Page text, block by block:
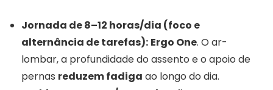
Jornada de 8–12 horas/dia (foco e
alternância de tarefas): Ergo One. O ar-
lombar, a profundidade do assento e o apoio de
pernas reduzem fadiga ao longo do dia.